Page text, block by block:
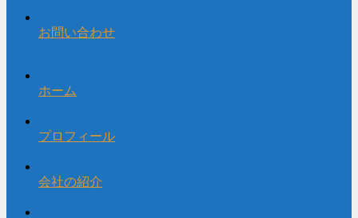
お問い合わせ
ホーム
プロフィール
会社の紹介